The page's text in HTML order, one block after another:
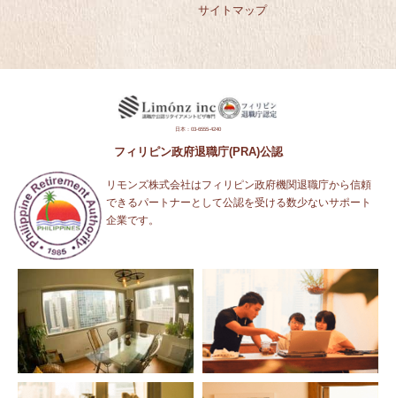
サイトマップ
日本：03-6555-4240
フィリピン政府退職庁(PRA)公認
リモンズ株式会社はフィリピン政府機関退職庁から信頼
できるパートナーとして公認を受ける数少ないサポート
企業です。